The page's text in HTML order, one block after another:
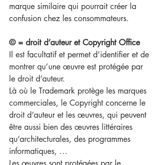
marque similaire qui pourrait créer la
confusion chez les consommateurs.
© = droit d’auteur et Copyright Office
Il est facultatif et permet d’identifier et de
montrer qu’une œuvre est protégée par
le droit d’auteur.
Là où le Trademark protège les marques
commerciales, le Copyright concerne le
droit d’auteur et les œuvres, qui peuvent
être aussi bien des œuvres littéraires
qu’architecturales, des programmes
informatiques, …